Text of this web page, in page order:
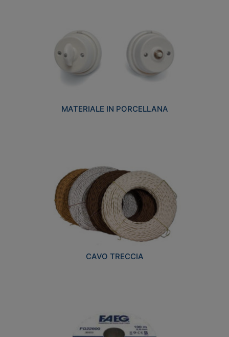
MATERIALE IN PORCELLANA
CAVO TRECCIA